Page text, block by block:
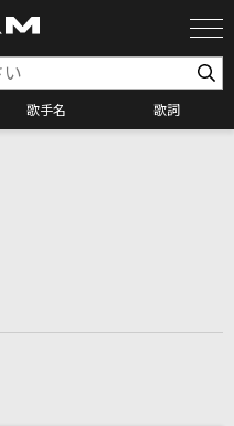
歌手名 歌詞
索